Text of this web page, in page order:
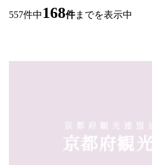
557件中 168件までを表示中